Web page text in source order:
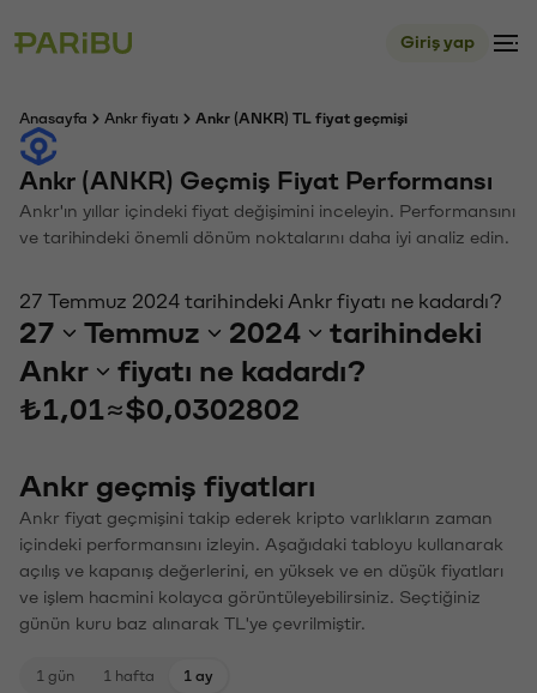
Giriş yap
Anasayfa Ankr fiyatı Ankr (ANKR) TL fiyat geçmişi
Ankr (ANKR) Geçmiş Fiyat Performansı
Ankr'ın yıllar içindeki fiyat değişimini inceleyin. Performansını
ve tarihindeki önemli dönüm noktalarını daha iyi analiz edin.
27 Temmuz 2024 tarihindeki Ankr fiyatı ne kadardı?
27 Temmuz 2024
tarihindeki
Ankr
fiyatı ne kadardı?
₺1,01≈$0,0302802
Ankr geçmiş fiyatları
Ankr fiyat geçmişini takip ederek kripto varlıkların zaman
içindeki performansını izleyin. Aşağıdaki tabloyu kullanarak
açılış ve kapanış değerlerini, en yüksek ve en düşük fiyatları
ve işlem hacmini kolayca görüntüleyebilirsiniz. Seçtiğiniz
günün kuru baz alınarak TL'ye çevrilmiştir.
1 gün 1 hafta 1 ay